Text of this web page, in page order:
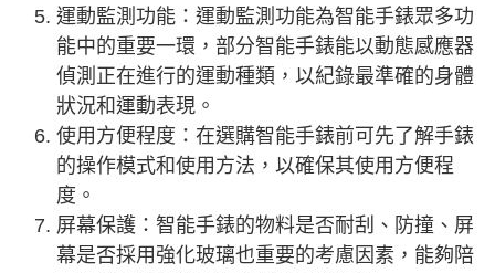
運動監測功能：運動監測功能為智能手錶眾多功
能中的重要一環，部分智能手錶能以動態感應器
偵測正在進行的運動種類，以紀錄最準確的身體
狀況和運動表現。
使用方便程度：在選購智能手錶前可先了解手錶
的操作模式和使用方法，以確保其使用方便程
度。
屏幕保護：智能手錶的物料是否耐刮、防撞、屏
幕是否採用強化玻璃也重要的考慮因素，能夠陪